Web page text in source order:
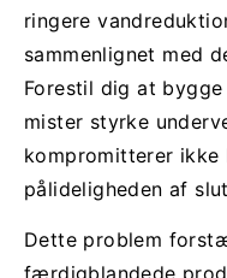
ringere
sammenlignet med
Forestil dig at
mister styrke
kompromitterer ikke
pålideligheden af
Dette problem
færdigblandede